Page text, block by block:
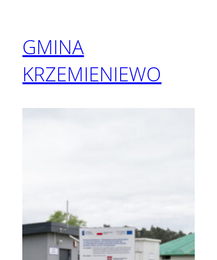
GMINA
KRZEMIENIEWO